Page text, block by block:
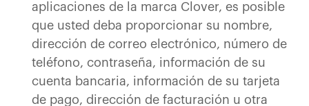
aplicaciones de la marca Clover, es posible
que usted deba proporcionar su nombre,
dirección de correo electrónico, número de
teléfono, contraseña, información de su
cuenta bancaria, información de su tarjeta
de pago, dirección de facturación u otra